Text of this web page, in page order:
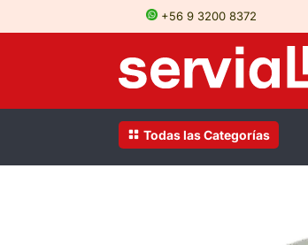
+56 9 3200 8372
Todas las Categorías